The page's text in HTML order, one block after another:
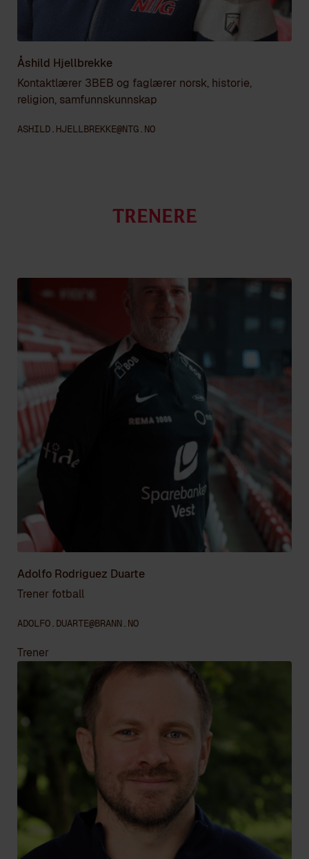
Åshild Hjellbrekke
Kontaktlærer 3BEB og faglærer norsk, historie,
religion, samfunnskunnskap
ASHILD.HJELLBREKKE@NTG.NO
Trenere
Adolfo Rodriguez Duarte
Trener fotball
ADOLFO.DUARTE@BRANN.NO
Trener